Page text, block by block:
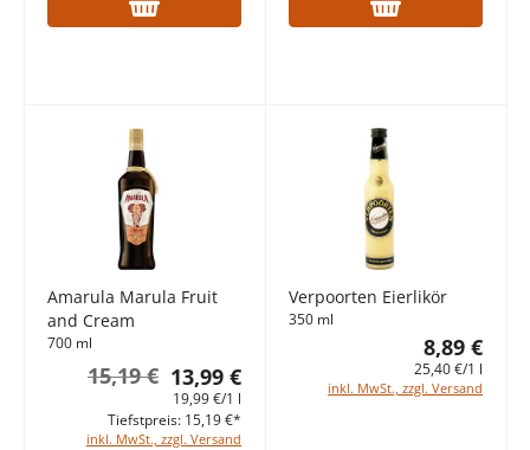
Amarula Marula Fruit
and Cream
700 ml
13,99 €
15,19 €
19,99 €/1 l
inkl. MwSt., zzgl. Versand
Tiefstpreis: 15,19 €*
Verpoorten Eierlikör
350 ml
8,89 €
25,40 €/1 l
inkl. MwSt., zzgl. Versand